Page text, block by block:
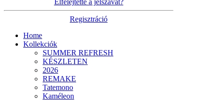
Regisztráció
Home
Kollekciók
SUMMER REFRESH
KÉSZLETEN
2026
REMAKE
Tatemono
Kaméleon